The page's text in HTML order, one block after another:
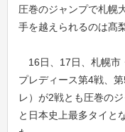
圧巻のジャンプで札幌
手を越えられるのは髙
16日、17日、札幌市
プレディース第4戦、
レ）が2戦とも圧巻の
と日本史上最多タイと